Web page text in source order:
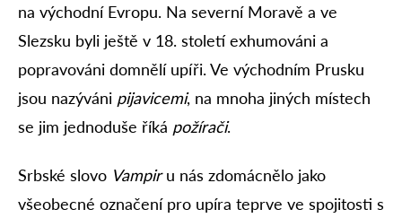
na východní Evropu. Na severní Moravě a ve
Slezsku byli ještě v 18. století exhumováni a
popravováni domnělí upíři. Ve východním Prusku
jsou nazýváni pijavicemi, na mnoha jiných místech
se jim jednoduše říká požírači.
Srbské slovo Vampiru nás zdomácnělo jako
všeobecné označení pro upíra teprve ve spojitosti s